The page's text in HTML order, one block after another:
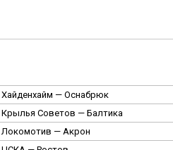
Хайденхайм — Оснабрюк
Крылья Советов — Балтика
Локомотив — Акрон